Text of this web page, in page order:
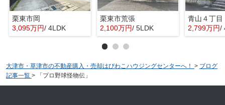
栗東市岡
3,095万円/ 4LDK
栗東市荒張
2,100万円/ 5LDK
青山４丁目
2,799万円/
大津市・草津市の不動産購入・売却はびわこハウジングセンターへ！ > ブログ
記事一覧 > 「プロ野球怪物伝」